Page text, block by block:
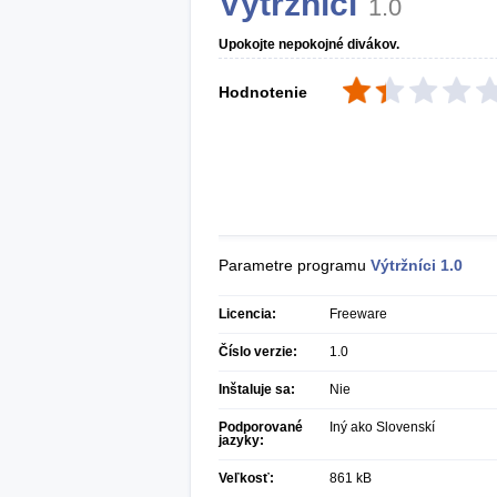
1.0
Upokojte nepokojné divákov.
Hodnotenie
Parametre programu Výtržníci 1.0
Licencia: Freeware
Číslo verzie: 1.0
Inštaluje sa: Nie
Podporované
jazyky:
Iný ako Slovenskí
Veľkosť: 861 kB